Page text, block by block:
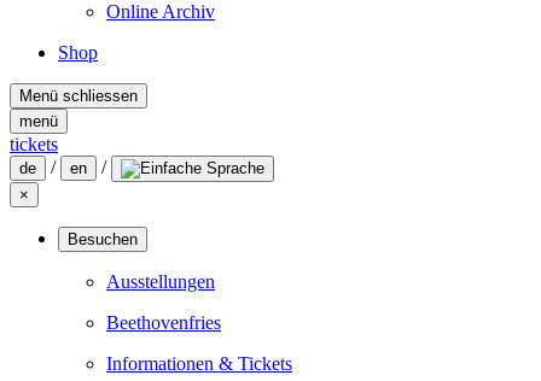
Online Archiv
Shop
Menü schliessen
menü
tickets
de / en /
×
Besuchen
Ausstellungen
Beethovenfries
Informationen & Tickets